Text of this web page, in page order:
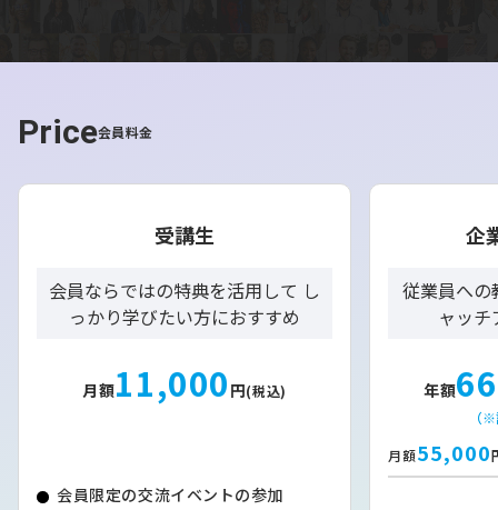
【北海道ニュース】中標津のチーズ事
会
utm_id=97757_v0_s00_e0_tv0
【要約】
中標津工場への投資を強化
雪印メグミルクは2030年までの経営計画で、チーズ生産
順次稼働を予定し、社長は「中核中の中核の戦略」と位置
Price会員料金
受講生
会員ならではの特典を活用して し
っかり学びたい方におすすめ
月額11,000 円(税込)
会員限定の交流イベントの参加
企
従業員への
ャッ
年額
（
月額55,000